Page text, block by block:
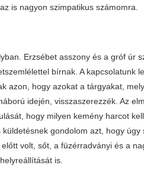
is nagyon szimpatikus számomra.
Erzsébet asszony és a gróf úr
bírnak. A kapcsolatunk
azon, hogy azokat a tárgyakat,
idején, visszaszerezzék. Az
hogy milyen kemény harcot
gondolom azt, hogy úgy
volt, sőt, a füzérradványi és a
is.